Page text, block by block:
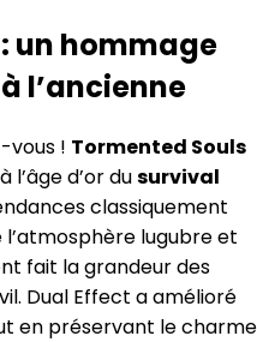
un hommage
l’ancienne
vous ! Tormented Souls
l’âge d’or dusurvival
classiquement
lugubre et
fait la grandeur des
Dual Effect a amélioré
en préservant le charme